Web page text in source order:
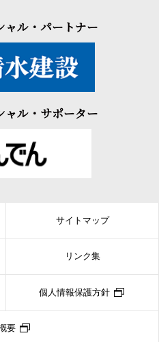
ャル・パートナー
ャル・サポーター
サイトマップ
リンク集
個人情報保護方針
要